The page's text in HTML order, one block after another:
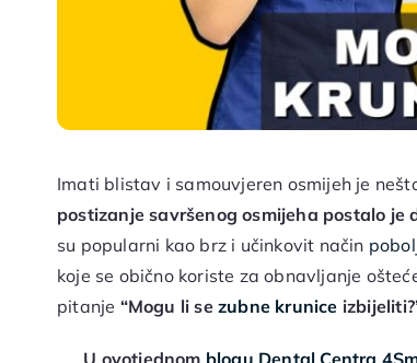
Imati blistav i samouvjeren osmijeh je
postizanje savršenog osmijeha postalo je
su popularni kao brz i učinkovit način
koje se obično koriste za obnavljanje
pitanje “Mogu li se zubne krunice
U ovotjednom blogu Dental Centra